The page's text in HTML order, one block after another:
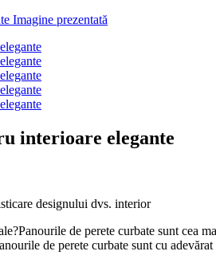
interioare elegante
designului dvs. interior
de perete curbate sunt cea
de perete curbate sunt cu